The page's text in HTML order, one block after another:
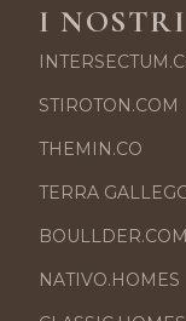
I
STIROTON.COM
THEMIN.CO
TERRA
BOULLDER.COM
NATIVO.HOMES